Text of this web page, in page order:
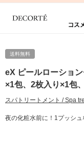
送料無料
eX ピールローショ
×1包、2枚入り×1包
スパトリートメント / Spa
夜の化粧水前に！1プッシ